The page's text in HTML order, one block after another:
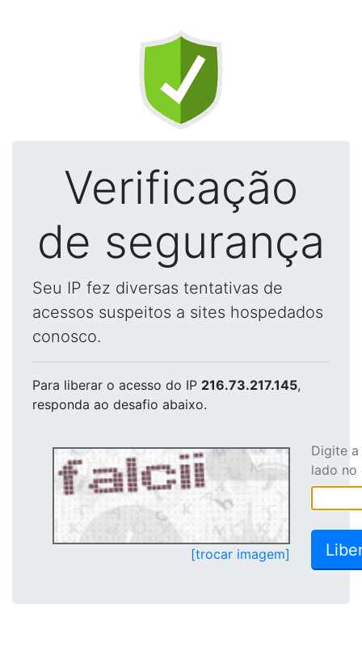
Verificação
de segurança
Seu IP fez diversas tentativas de
acessos suspeitos a sites hospedados
conosco.
Para liberar o acesso do IP 216.73.217.145,
responda ao desafio abaixo.
[trocar imagem]
Digite
lado no